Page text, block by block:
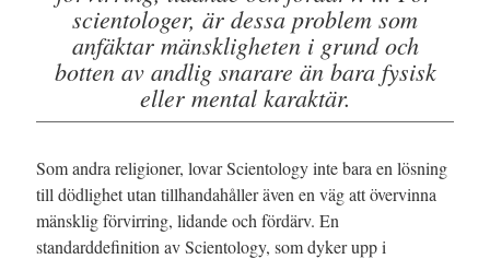
scientologer, är dessa problem som
anfäktar mänskligheten i grund och
botten av andlig snarare än bara fysisk
eller mental karaktär.
Som andra religioner, lovar Scientology inte bara en lösning
till dödlighet utan tillhandahåller även en väg att övervinna
mänsklig förvirring, lidande och fördärv. En
standarddefinition av Scientology, som dyker upp i